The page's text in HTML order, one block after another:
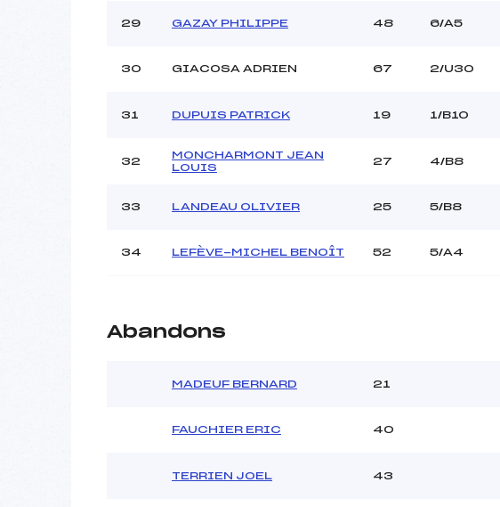
29 GAZAY PHILIPPE 48 6/A5
30 GIACOSA ADRIEN 67 2/U30
31 DUPUIS PATRICK 19 1/B10
32
MONCHARMONT JEAN
LOUIS
27 4/B8
33 LANDEAU OLIVIER 25 5/B8
34 LEFÈVE-MICHEL BENOÎT 52 5/A4
Abandons
MADEUF BERNARD 21
FAUCHIER ERIC 40
TERRIEN JOEL 43